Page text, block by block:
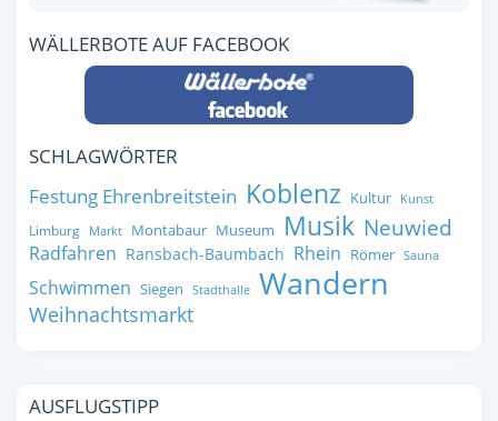
WÄLLERBOTE AUF FACEBOOK
SCHLAGWÖRTER
Festung Ehrenbreitstein Koblenz Kultur Kunst
Limburg Markt Montabaur Museum Musik Neuwied
Radfahren Ransbach-Baumbach Rhein Römer Sauna
Schwimmen Siegen Stadthalle Wandern
Weihnachtsmarkt
AUSFLUGSTIPP